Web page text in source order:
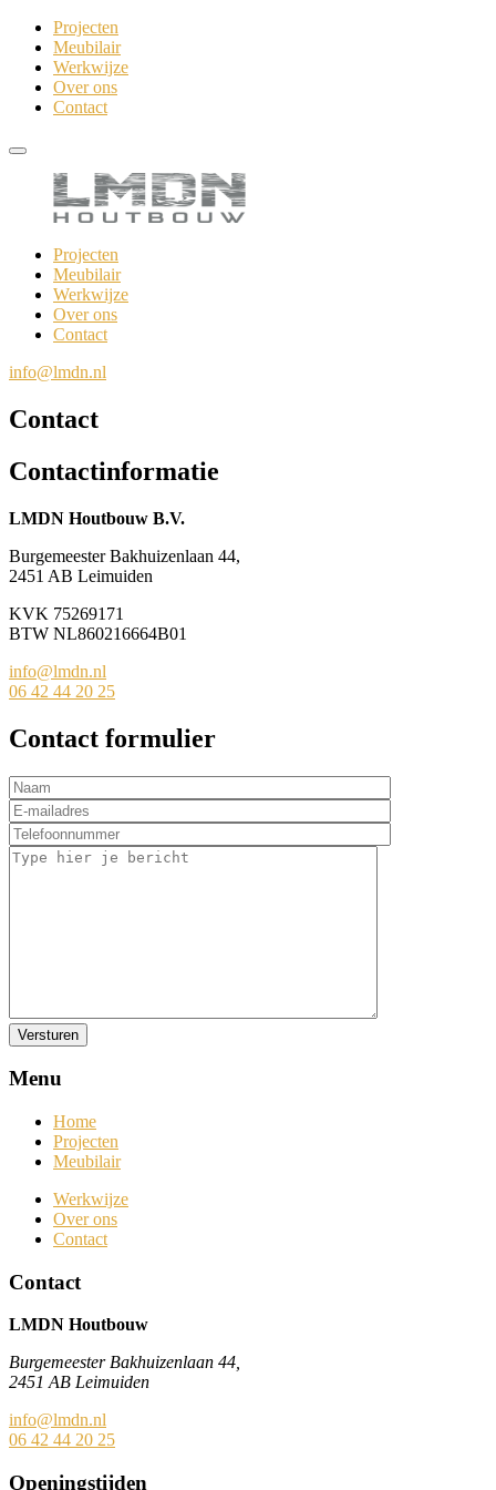
Projecten
Meubilair
Werkwijze
Over ons
Contact
Projecten
Meubilair
Werkwijze
Over ons
Contact
info@lmdn.nl
Contact
Contactinformatie
LMDN Houtbouw B.V.
Burgemeester Bakhuizenlaan 44,
2451 AB Leimuiden
KVK 75269171
BTW NL860216664B01
info@lmdn.nl
06 42 44 20 25
Contact formulier
Menu
Home
Projecten
Meubilair
Werkwijze
Over ons
Contact
Contact
LMDN Houtbouw
Burgemeester Bakhuizenlaan 44,
2451 AB Leimuiden
info@lmdn.nl
06 42 44 20 25
Openingstijden